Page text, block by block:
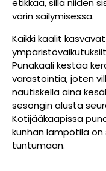
etikkaa, sillä niiden
värin säilymisessä.
Kaikki kaalit
Punakaali kestää
varastointia, joten
nautiskella aina
sesongin alusta
Kotijääkaapissa
kunhan lämpötila
tuntumaan.